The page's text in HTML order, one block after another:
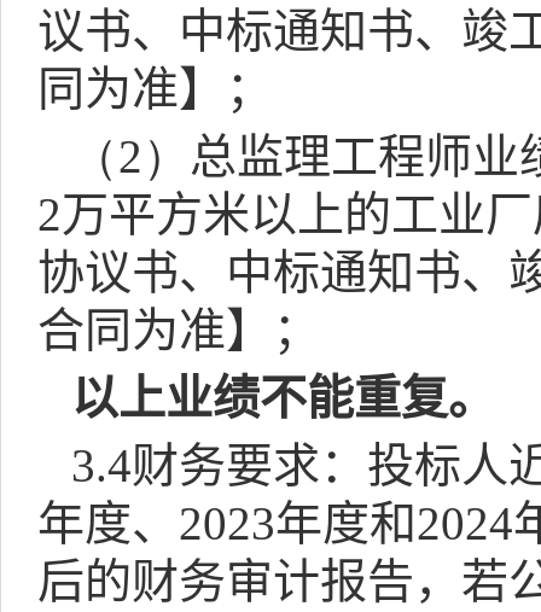
议书、中标通知书、竣
同为准】；
（2） 总监理工程师业
2万平方米以上的工业
协议书、中标通知书、
合同为准】；
以上业绩不能重复。
3.4财务要求：投标人
年度、 2023年度和2024
后的财务审计报告，若